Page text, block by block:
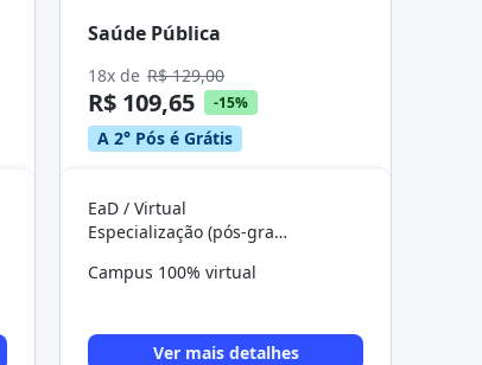
Saúde Pública
18x de R$ 129,00
R$ 109,65 -15%
A 2° Pós é Grátis
EaD / Virtual
Especialização (pós-graduação)
Campus 100% virtual
Ver mais detalhes